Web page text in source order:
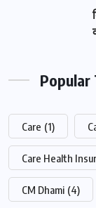
Popular
Care (1)
Care Health
CM Dhami (4)